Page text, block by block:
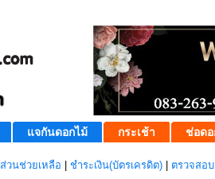
แจกันดอกไม้ กระเช้า ช่อดอ
ส่วนช่วยเหลือ ชำระเงิน(บัตรเครดิต) ตรวจสอ